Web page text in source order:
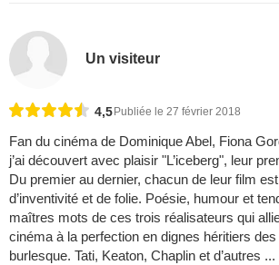
Un visiteur
4,5 Publiée le 27 février 2018
Fan du cinéma de Dominique Abel, Fiona
j’ai découvert avec plaisir "L’iceberg", leur
Du premier au dernier, chacun de leur film
d’inventivité et de folie. Poésie, humour et
maîtres mots de ces trois réalisateurs qui
cinéma à la perfection en dignes héritiers
burlesque. Tati, Keaton, Chaplin et d’autres ...